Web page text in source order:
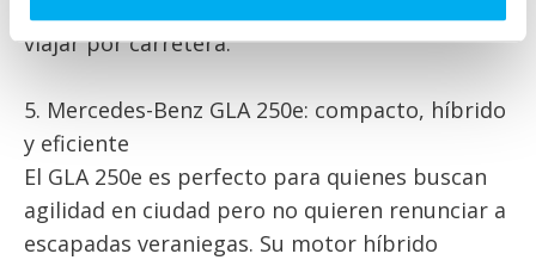
viajar por carretera.
5. Mercedes-Benz GLA 250e: compacto, híbrido
y eficiente
El GLA 250e es perfecto para quienes buscan
agilidad en ciudad pero no quieren renunciar a
escapadas veraniegas. Su motor híbrido